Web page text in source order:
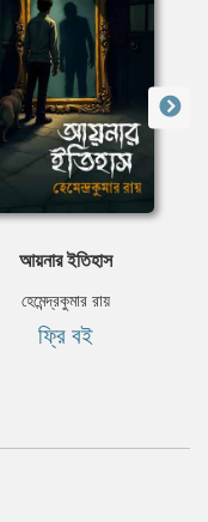
আয়নার ইতিহাস
হেমেন্দ্রকুমার রায়
ফ্রি বই